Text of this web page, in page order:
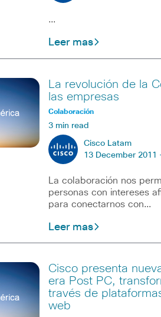
…
Leer mas
La revolución de la
las empresas
Colaboración
3 min read
Cisco Latam
13 December 2011
La colaboración nos
personas con intereses
para conectarnos con…
Leer mas
Cisco presenta
era Post PC,
través de
web